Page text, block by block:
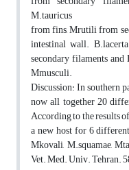
M.tauricus
from fins, Mrutili from
intestinal wall.
secondary filaments
Mmusculi.
Discussion: In southern
now all together 20
According to the results
a new host for 6
Mkovali, M.squamae,
Vet. Med. Univ. Tehran.